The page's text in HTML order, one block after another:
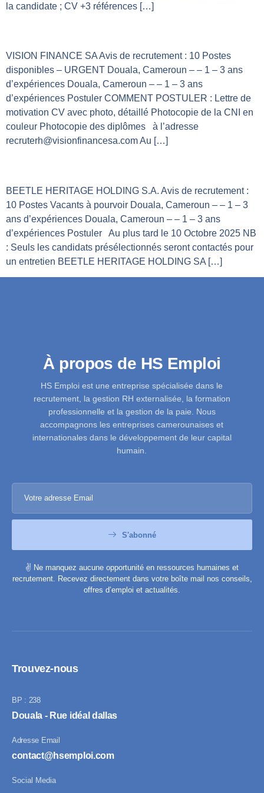
la candidate ; CV +3 références […]
VISION FINANCE SA Avis de recrutement : 10 Postes
disponibles – URGENT Douala, Cameroun – – 1 – 3 ans
d’expériences Douala, Cameroun – – 1 – 3 ans
d’expériences Postuler COMMENT POSTULER : Lettre de
motivation CV avec photo, détaillé Photocopie de la CNI en
couleur Photocopie des diplômes à l’adresse
recruterh@visionfinancesa.com Au […]
BEETLE HERITAGE HOLDING S.A. Avis de recrutement :
10 Postes Vacants à pourvoir Douala, Cameroun – – 1 – 3
ans d’expériences Douala, Cameroun – – 1 – 3 ans
d’expériences Postuler Au plus tard le 10 Octobre 2025 NB
: Seuls les candidats présélectionnés seront contactés pour
un entretien BEETLE HERITAGE HOLDING SA […]
À propos de HS Emploi
HS Emploi est une entreprise spécialisée dans le
recrutement, la gestion RH externalisée, la formation
professionnelle et la gestion de la paie. Nous
accompagnons les entreprises camerounaises et
internationales dans le développement de leur capital
humain.
S'abonné
✌️ Ne manquez aucune opportunité en ressources humaines et
recrutement. Recevez directement dans votre boîte mail nos conseils,
offres d’emploi et actualités.
Trouvez-nous
BP : 238
Douala - Rue idéal dallas
Adresse Email
contact@hsemploi.com
Social Media